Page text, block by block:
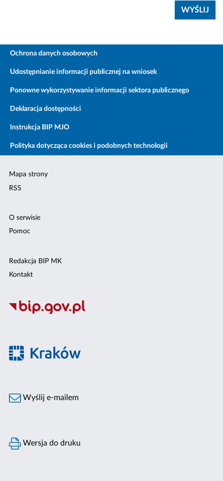
Ochrona danych osobowych
Udostępnianie informacji publicznej na wniosek
Ponowne wykorzystywanie informacji sektora publicznego
Deklaracja dostępności
Instrukcja BIP MJO
Polityka dotycząca cookies i podobnych technologii
Mapa strony
RSS
O serwisie
Pomoc
Redakcja BIP MK
Kontakt
Wyślij e-mailem
Wersja do druku